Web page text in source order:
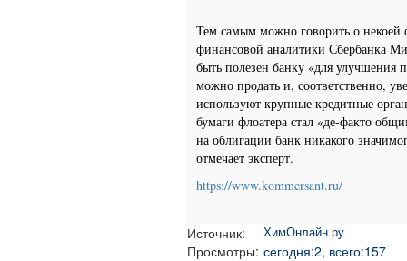
Тем самым можно говорить о некоей
финансовой аналитики Сбербанка
быть полезен банку «для улучшения
можно продать и, соответственно,
используют крупные кредитные
бумаги флоатера стал «де-факто
на облигации банк никакого
отмечает эксперт.
https://www.kommersant.ru/
Источник: ХимОнлайн.ру
Просмотры: сегодня:2, всего:157